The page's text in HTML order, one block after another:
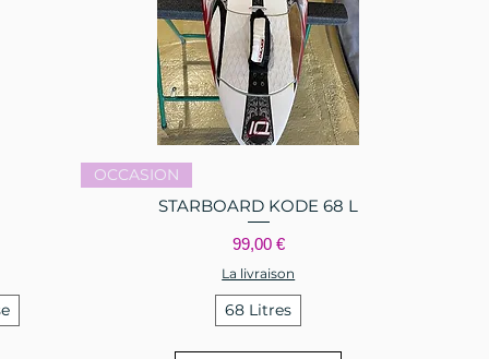
OCCASION
STARBOARD KODE 68 L
Prix
99,00 €
La livraison
68 Litres